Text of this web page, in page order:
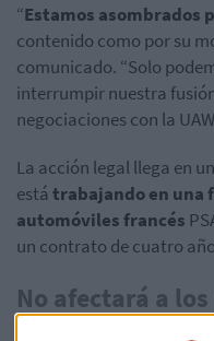
“Estamos asombrados
contenido como por su
comunicado. “Solo
interrumpir nuestra
negociaciones con la
La acción legal llega en
está trabajando en una
automóviles francés
un contrato de cuatro
No afectará a
El principal abogado de